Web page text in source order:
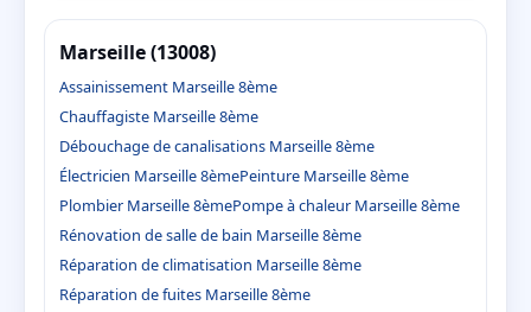
Marseille (13008)
Assainissement Marseille 8ème
Chauffagiste Marseille 8ème
Débouchage de canalisations Marseille 8ème
Électricien Marseille 8èmePeinture Marseille 8ème
Plombier Marseille 8èmePompe à chaleur Marseille 8ème
Rénovation de salle de bain Marseille 8ème
Réparation de climatisation Marseille 8ème
Réparation de fuites Marseille 8ème